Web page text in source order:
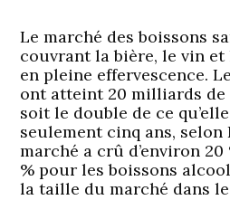
Le marché des boissons
couvrant la bière, le vin
en pleine effervescence.
ont atteint 20 milliards de
soit le double de ce
seulement cinq ans,
marché a crû d’environ
% pour les boissons
la taille du marché dans